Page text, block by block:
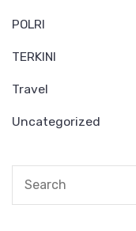
POLRI
TERKINI
Travel
Uncategorized